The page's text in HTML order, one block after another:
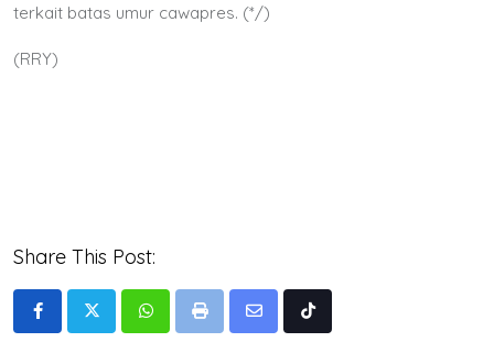
terkait batas umur cawapres. (*/)
(RRY)
Share This Post:
WhatsappPrint
Share
Tiktok